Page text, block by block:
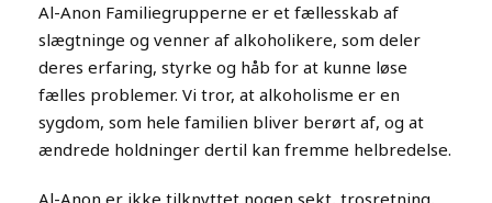
Al-Anon Familiegrupperne er et fællesskab af
slægtninge og venner af alkoholikere, som deler
deres erfaring, styrke og håb for at kunne løse
fælles problemer. Vi tror, at alkoholisme er en
sygdom, som hele familien bliver berørt af, og at
ændrede holdninger dertil kan fremme helbredelse.
Al-Anon er ikke tilknyttet nogen sekt, trosretning,